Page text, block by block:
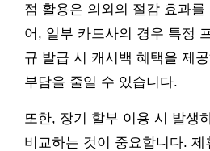
점 활용은 의외의 절감 효과
어, 일부 카드사의 경우 특정
규 발급 시 캐시백 혜택을 제
부담을 줄일 수 있습니다.
또한, 장기 할부 이용 시 발생
비교하는 것이 중요합니다. 제